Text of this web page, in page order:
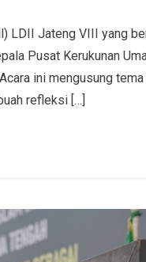
LDII Jateng VIII yang
Pusat Kerukunan
ini mengusung
refleksi […]